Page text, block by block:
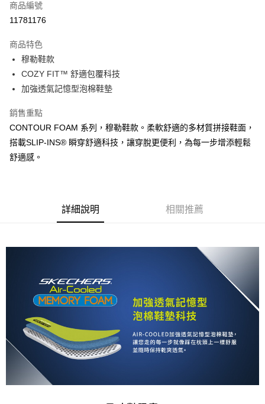
超商取貨付款
運送方式
全家取貨付款
每筆NT$60，滿NT$1,000(含以上)免運費
每筆NT$60，滿NT$1,000(含以上)免運費
宅配
每筆NT$80，滿NT$1,000(含以上)免運費
商品編號
11781176
商品特色
穆勒鞋款
COZY FIT™ 舒適包覆科技
加強透氣記憶型泡棉鞋墊
銷售重點
CONTOUR FOAM 系列，穆勒鞋款。柔軟舒適的多材質拼接鞋面，
搭載SLIP-INS® 瞬穿舒適科技，讓穿脫更便利，為每一步增添輕鬆
舒適感。
詳細說明 相關推薦